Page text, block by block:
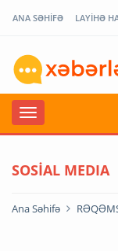
ANA SƏHİFƏ LAYİHƏ
SOSİAL MEDIA
Ana Səhifə